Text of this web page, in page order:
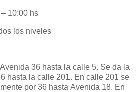
10:00 hs
los niveles
36 hasta la calle 5. Se da la
hasta la calle 201. En calle 201 se
por 36 hasta Avenida 18. En